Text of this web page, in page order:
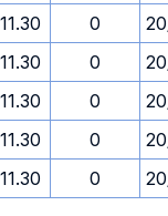
11.30 0
11.30 0
11.30 0
11.30 0
11.30 0